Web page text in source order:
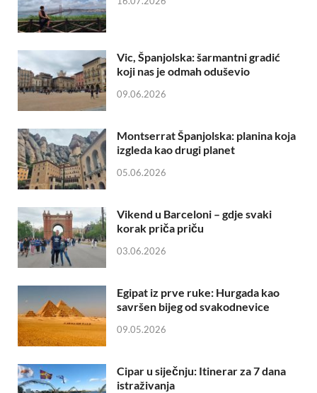
Vic, Španjolska: šarmantni gradić
koji nas je odmah oduševio
09.06.2026
Montserrat Španjolska: planina koja
izgleda kao drugi planet
05.06.2026
Vikend u Barceloni – gdje svaki
korak priča priču
03.06.2026
Egipat iz prve ruke: Hurgada kao
savršen bijeg od svakodnevice
09.05.2026
Cipar u siječnju: Itinerar za 7 dana
istraživanja